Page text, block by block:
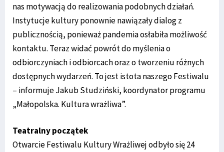
nas motywacją do realizowania podobnych działań.
Instytucje kultury ponownie nawiązały dialog z
publicznością, ponieważ pandemia osłabiła możliwość
kontaktu. Teraz widać powrót do myślenia o
odbiorczyniach i odbiorcach oraz o tworzeniu różnych
dostępnych wydarzeń. To jest istota naszego Festiwalu
­– informuje Jakub Studziński, koordynator programu
„Małopolska. Kultura wrażliwa”.
Teatralny początek
Otwarcie Festiwalu Kultury Wrażliwej odbyło się 24